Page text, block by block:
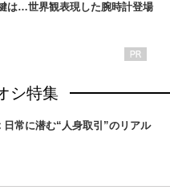
は…世界観表現した腕時計登場
シ特集
日常に潜む“人身取引”のリアル